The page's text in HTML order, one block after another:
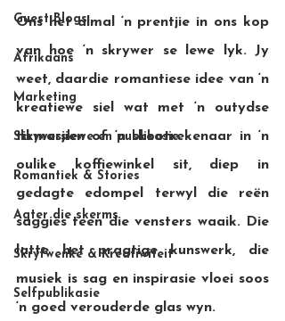
Guest Blogs
Afrikaans
Marketing
Skrywerslewe en publikasie
Romantiek & Stories
Agter die skerms
Skryfwenke & Kreatiwiteit
Selfpublikasie
Ons het almal ‘n prentjie in ons kop
van hoe ‘n skrywer se lewe lyk. Jy
weet, daardie romantiese idee van ‘n
kreatiewe siel wat met ‘n outydse
tikmasjien of ‘n skootrekenaar in ‘n
oulike koffiewinkel sit, diep in
gedagte edompel terwyl die reën
saggies teen die vensters waaik. Die
latte het pragtige kunswerk, die
musiek is sag en inspirasie vloei soos
‘n goed verouderde glas wyn.